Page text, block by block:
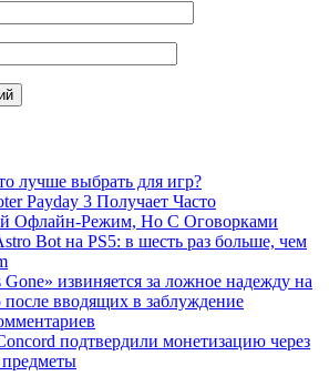
лучше выбрать для игр?
Payday 3 Получает Часто
Офлайн-Режим, Но С Оговорками
Bot на PS5: в шесть раз больше, чем
извиняется за ложное надежду на
после вводящих в заблуждение
подтвердили монетизацию через
предметы